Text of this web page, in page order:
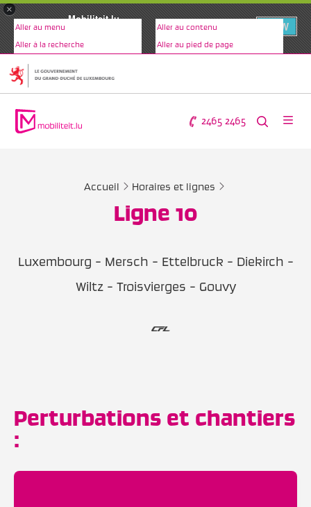
×
Mobiliteit.lu
VIEW
Aller au menu Aller au contenu
Aller à la recherche Aller au pied de page
2465 2465
Accueil Horaires et lignes
Ligne 10
Luxembourg - Mersch - Ettelbruck - Diekirch -
Wiltz - Troisvierges - Gouvy
Perturbations et chantiers
: